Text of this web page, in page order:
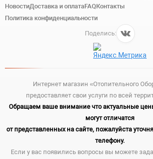
НовостиДоставка и оплатаFAQКонтакты
Политика конфиденциальности
Поделись:
Интернет магазин «Отопительного
предоставляет свои услуги по всей
Обращаем ваше внимание что актуальные
могут отличатся
от представленных на сайте, пожалуйста
телефону.
Если у вас появились вопросы вы можете